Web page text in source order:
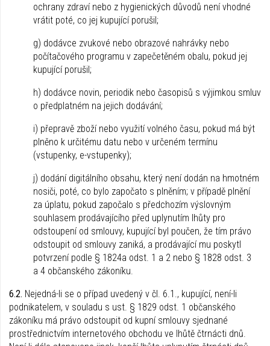
ochrany zdraví nebo z hygienických důvodů není vhodné
vrátit poté, co jej kupující porušil;
g) dodávce zvukové nebo obrazové nahrávky nebo
počítačového programu v zapečetěném obalu, pokud jej
kupující porušil;
h) dodávce novin, periodik nebo časopisů s výjimkou smluv
o předplatném na jejich dodávání;
i) přepravě zboží nebo využití volného času, pokud má být
plněno k určitému datu nebo v určeném termínu
(vstupenky, e-vstupenky);
j) dodání digitálního obsahu, který není dodán na hmotném
nosiči, poté, co bylo započato s plněním; v případě plnění
za úplatu, pokud započalo s předchozím výslovným
souhlasem prodávajícího před uplynutím lhůty pro
odstoupení od smlouvy, kupující byl poučen, že tím právo
odstoupit od smlouvy zaniká, a prodávající mu poskytl
potvrzení podle § 1824a odst. 1 a 2 nebo § 1828 odst. 3
a 4 občanského zákoníku.
6.2. Nejedná-li se o případ uvedený v čl. 6.1., kupující, není-li
podnikatelem, v souladu s ust. § 1829 odst. 1 občanského
zákoníku má právo odstoupit od kupní smlouvy sjednané
prostřednictvím internetového obchodu ve lhůtě čtrnácti dnů.